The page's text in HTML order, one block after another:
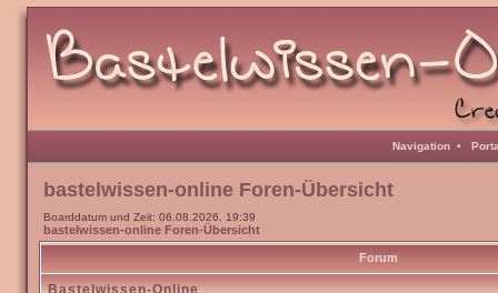
Navigation •
bastelwissen-online Foren-Übersicht
Boarddatum und Zeit: 06.08.2026, 19:39
bastelwissen-online Foren-Übersicht
Forum
Bastelwissen-Online